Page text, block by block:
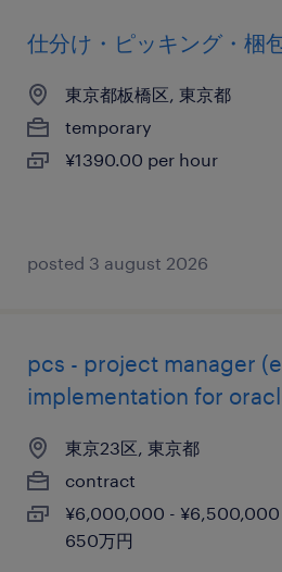
仕分け・ピッキング・梱
東京都板橋区, 東京都
temporary
¥1390.00 per hour
posted 3 august 2026
pcs - project manager
implementation for
東京23区, 東京都
contract
¥6,000,000 - ¥6,500,000
650万円